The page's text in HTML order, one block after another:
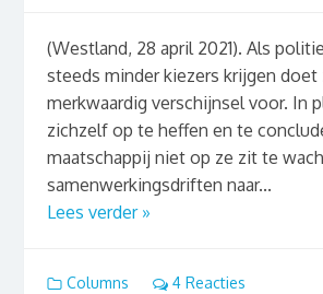
(Westland, 28 april 2021). Als
steeds minder kiezers krijgen doet
merkwaardig verschijnsel voor. In
zichzelf op te heffen en te
maatschappij niet op ze zit te
samenwerkingsdriften naar...
Lees verder »
Columns 4 Reacties